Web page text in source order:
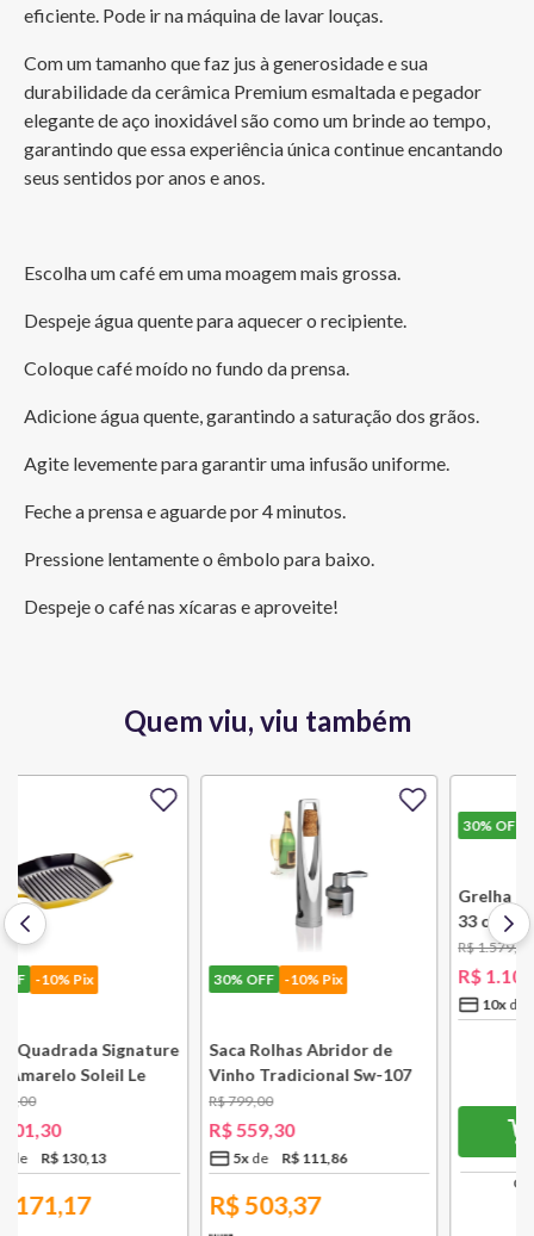
eficiente. Pode ir na máquina de lavar louças.
Com um tamanho que faz jus à generosidade e sua
durabilidade da cerâmica Premium esmaltada e pegador
elegante de aço inoxidável são como um brinde ao tempo,
garantindo que essa experiência única continue encantando
seus sentidos por anos e anos.
Escolha um café em uma moagem mais grossa.
Despeje água quente para aquecer o recipiente.
Coloque café moído no fundo da prensa.
Adicione água quente, garantindo a saturação dos grãos.
Agite levemente para garantir uma infusão uniforme.
Feche a prensa e aguarde por 4 minutos.
Pressione lentamente o êmbolo para baixo.
Despeje o café nas xícaras e aproveite!
Quem viu, viu também
30%OFF
Saca Rolhas Abridor de
Vinho Tradicional Sw-107
Ply Le Creuset
R$
R$559
5x R$
R$503,37
30%OFF
Grelha com Cabo Removível
33 cm Preto Black Onix Le
R$
10x
R$994,77